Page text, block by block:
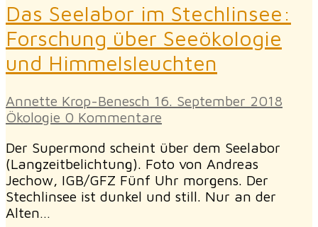
Das Seelabor im Stechlinsee:
Forschung über Seeökologie
und Himmelsleuchten
Annette Krop-Benesch 16. September 2018
Ökologie 0 Kommentare
Der Supermond scheint über dem Seelabor
(Langzeitbelichtung). Foto von Andreas
Jechow, IGB/GFZ Fünf Uhr morgens. Der
Stechlinsee ist dunkel und still. Nur an der
Alten…